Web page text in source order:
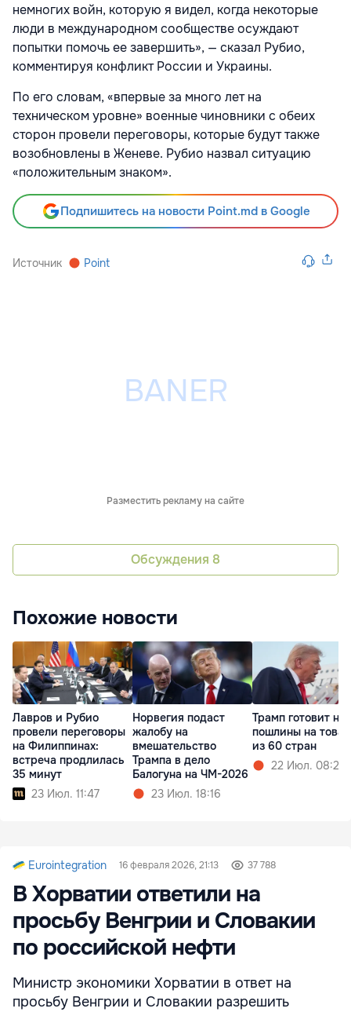
немногих войн, которую я видел, когда некоторые
люди в международном сообществе осуждают
попытки помочь ее завершить», — сказал Рубио,
комментируя конфликт России и Украины.
По его словам, «впервые за много лет на
техническом уровне» военные чиновники с обеих
сторон провели переговоры, которые будут также
возобновлены в Женеве. Рубио назвал ситуацию
«положительным знаком».
Подпишитесь на новости Point.md в Google
Источник Point
Разместить рекламу на сайте
Обсуждения 8
Похожие новости
Лавров и Рубио
провели переговоры
на Филиппинах:
встреча продлилась
35 минут
23 Июл. 11:47
Норвегия подаст
жалобу на
вмешательство
Трампа в дело
Балогуна на ЧМ-2026
23 Июл. 18:16
Трамп готовит
пошлины на
из 60 стран
22 Июл. 08:20
Eurointegration 16 февраля 2026, 21:13 37 788
В Хорватии ответили на
просьбу Венгрии и Словакии
по российской нефти
Министр экономики Хорватии в ответ на
просьбу Венгрии и Словакии разрешить